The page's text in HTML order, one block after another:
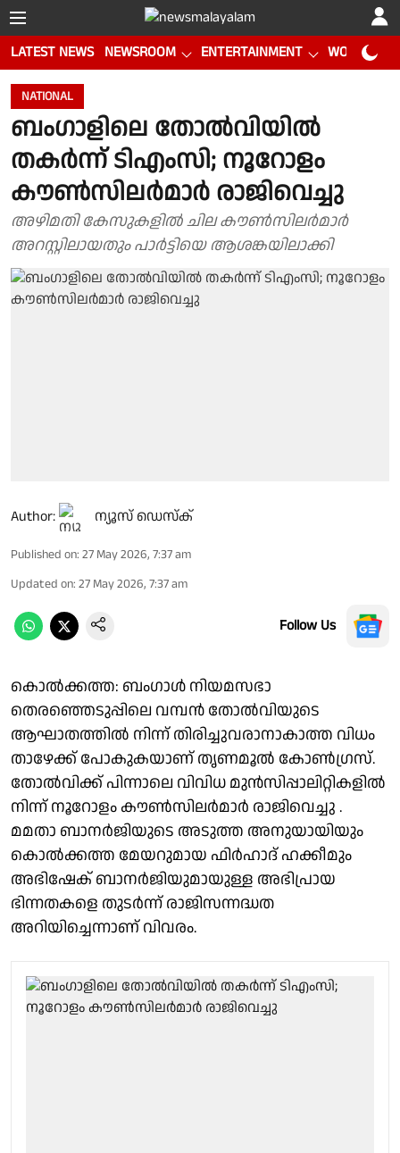
LATEST NEWS NEWSROOM ENTERTAINMENT WORLD CUP
NATIONAL
ബംഗാളിലെ തോൽവിയിൽ
തകർന്ന് ടിഎംസി; നൂറോളം
കൗൺസിലർമാർ രാജിവെച്ചു
അഴിമതി കേസുകളിൽ ചില കൗൺസിലർമാർ
അറസ്റ്റിലായതും പാർട്ടിയെ ആശങ്കയിലാക്കി
Author: ന്യൂസ് ഡെസ്ക്
Published on: 27 May 2026, 7:37 am
Updated on: 27 May 2026, 7:37 am
Follow Us
കൊൽക്കത്ത: ബംഗാൾ നിയമസഭാ
തെരഞ്ഞെടുപ്പിലെ വമ്പൻ തോൽവിയുടെ
ആഘാതത്തിൽ നിന്ന് തിരിച്ചുവരാനാകാത്ത വിധം
താഴേക്ക് പോകുകയാണ് തൃണമൂൽ കോൺഗ്രസ്.
തോൽവിക്ക് പിന്നാലെ വിവിധ മുൻസിപ്പാലിറ്റികളിൽ
നിന്ന് നൂറോളം കൗൺസിലർമാർ രാജിവെച്ചു .
മമതാ ബാനർജിയുടെ അടുത്ത അനുയായിയും
കൊൽക്കത്ത മേയറുമായ ഫിർഹാദ് ഹക്കീമും
അഭിഷേക് ബാനർജിയുമായുള്ള അഭിപ്രായ
ഭിന്നതകളെ തുടർന്ന് രാജിസന്നദ്ധത
അറിയിച്ചെന്നാണ് വിവരം.